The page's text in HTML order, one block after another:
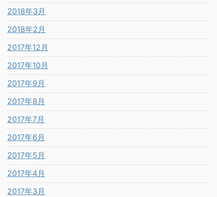
2018年3月
2018年2月
2017年12月
2017年10月
2017年9月
2017年8月
2017年7月
2017年6月
2017年5月
2017年4月
2017年3月